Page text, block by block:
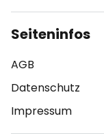
Seiteninfos
AGB
Datenschutz
Impressum